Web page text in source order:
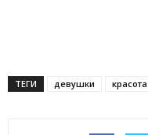
ТЕГИ девушки красота